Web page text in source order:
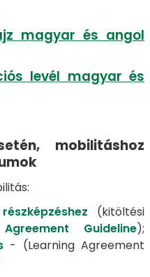
magyar és angol
levél magyar és
mobilitáshoz
(kitöltési
Guideline);
- (Learning Agreement